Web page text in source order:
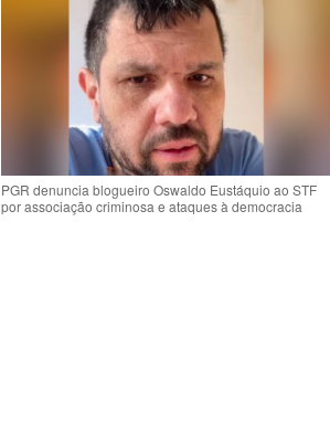
PGR denuncia blogueiro Oswaldo Eustáquio ao STF
por associação criminosa e ataques à democracia